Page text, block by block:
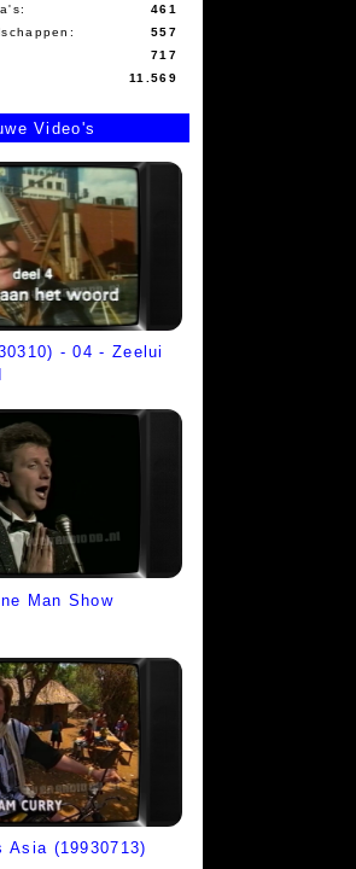
461
557
717
11.569
Video's
- 04 - Zeelui
Man Show
Asia (19930713)